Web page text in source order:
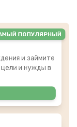
и займите
и нужды в
ПОПУЛЯРНЫЙ